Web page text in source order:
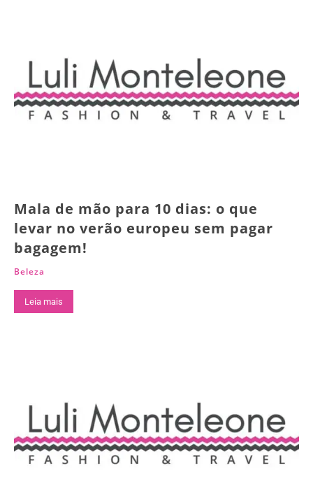
Mala de mão para 10 dias: o que
levar no verão europeu sem pagar
bagagem!
Beleza
Leia mais